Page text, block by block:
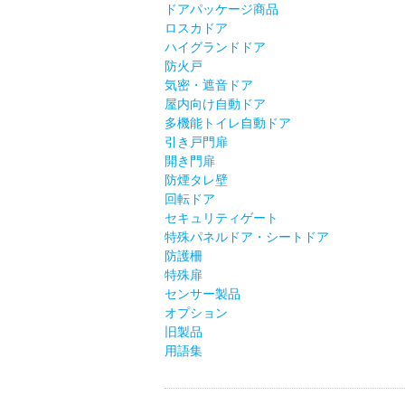
ドアパッケージ商品
ロスカドア
ハイグランドドア
防火戸
気密・遮音ドア
屋内向け自動ドア
多機能トイレ自動ドア
引き戸門扉
開き門扉
防煙タレ壁
回転ドア
セキュリティゲート
特殊パネルドア・シートドア
防護柵
特殊扉
センサー製品
オプション
旧製品
用語集